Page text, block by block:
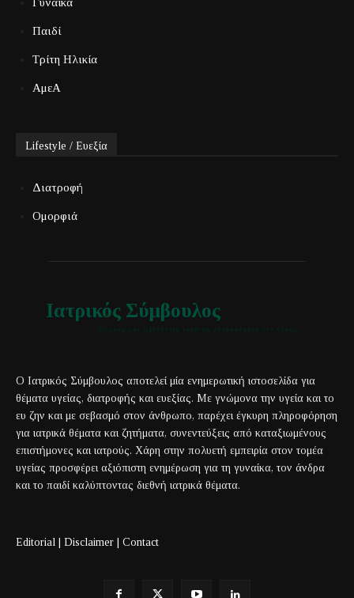
Παιδί
Τρίτη Ηλικία
ΑμεΑ
Lifestyle / Ευεξία
Διατροφή
Ομορφιά
Ιατρικός Σύμβουλος
Ο Ιατρικός Σύμβουλος αποτελεί μία ενημερωτική ιστοσελίδα για
θέματα υγείας, διατροφής και ευεξίας. Με γνώμονα την υγεία και το
ευ ζην και με σεβασμό στον άνθρωπο, παρέχει έγκυρη πληροφόρηση
για ιατρικά θέματα και ζητήματα, συνεντεύξεις από καταξιωμένους
επιστήμονες και ιατρούς. Χάρη στην πολυετή εμπειρία στον τομέα
υγείας προσφέρει αξιόπιστη ενημέρωση για τη γυναίκα, τον άνδρα
και το παιδί καλύπτοντας διεθνή ιατρικά θέματα.
Editorial | Disclaimer | Contact